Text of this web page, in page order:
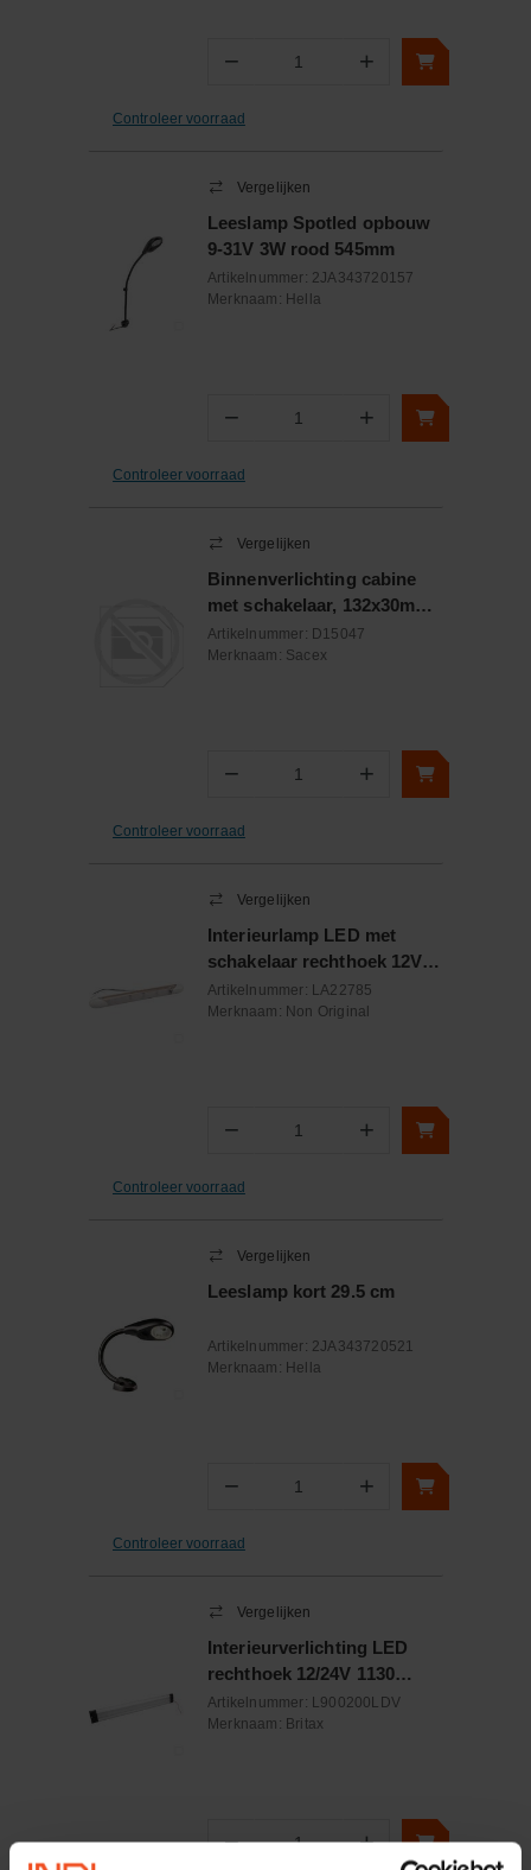
− Aantal +
Controleer voorraad
Vergelijken
Leeslamp Spotled opbouw
9-31V 3W rood 545mm
Artikelnummer: 2JA343720157
Merknaam: Hella
− Aantal +
Controleer voorraad
Vergelijken
Binnenverlichting cabine
met schakelaar, 132x30mm
3,3W 12/24V
Artikelnummer: D15047
Merknaam: Sacex
− Aantal +
Controleer voorraad
Vergelijken
Interieurlamp LED met
schakelaar rechthoek 12V
450 Lumen
Artikelnummer: LA22785
Merknaam: Non Original
− Aantal +
Controleer voorraad
Vergelijken
Leeslamp kort 29.5 cm
Artikelnummer: 2JA343720521
Merknaam: Hella
− Aantal +
Controleer voorraad
Vergelijken
Interieurverlichting LED
rechthoek 12/24V 1130
Lumen
Artikelnummer: L900200LDV
Merknaam: Britax
− +